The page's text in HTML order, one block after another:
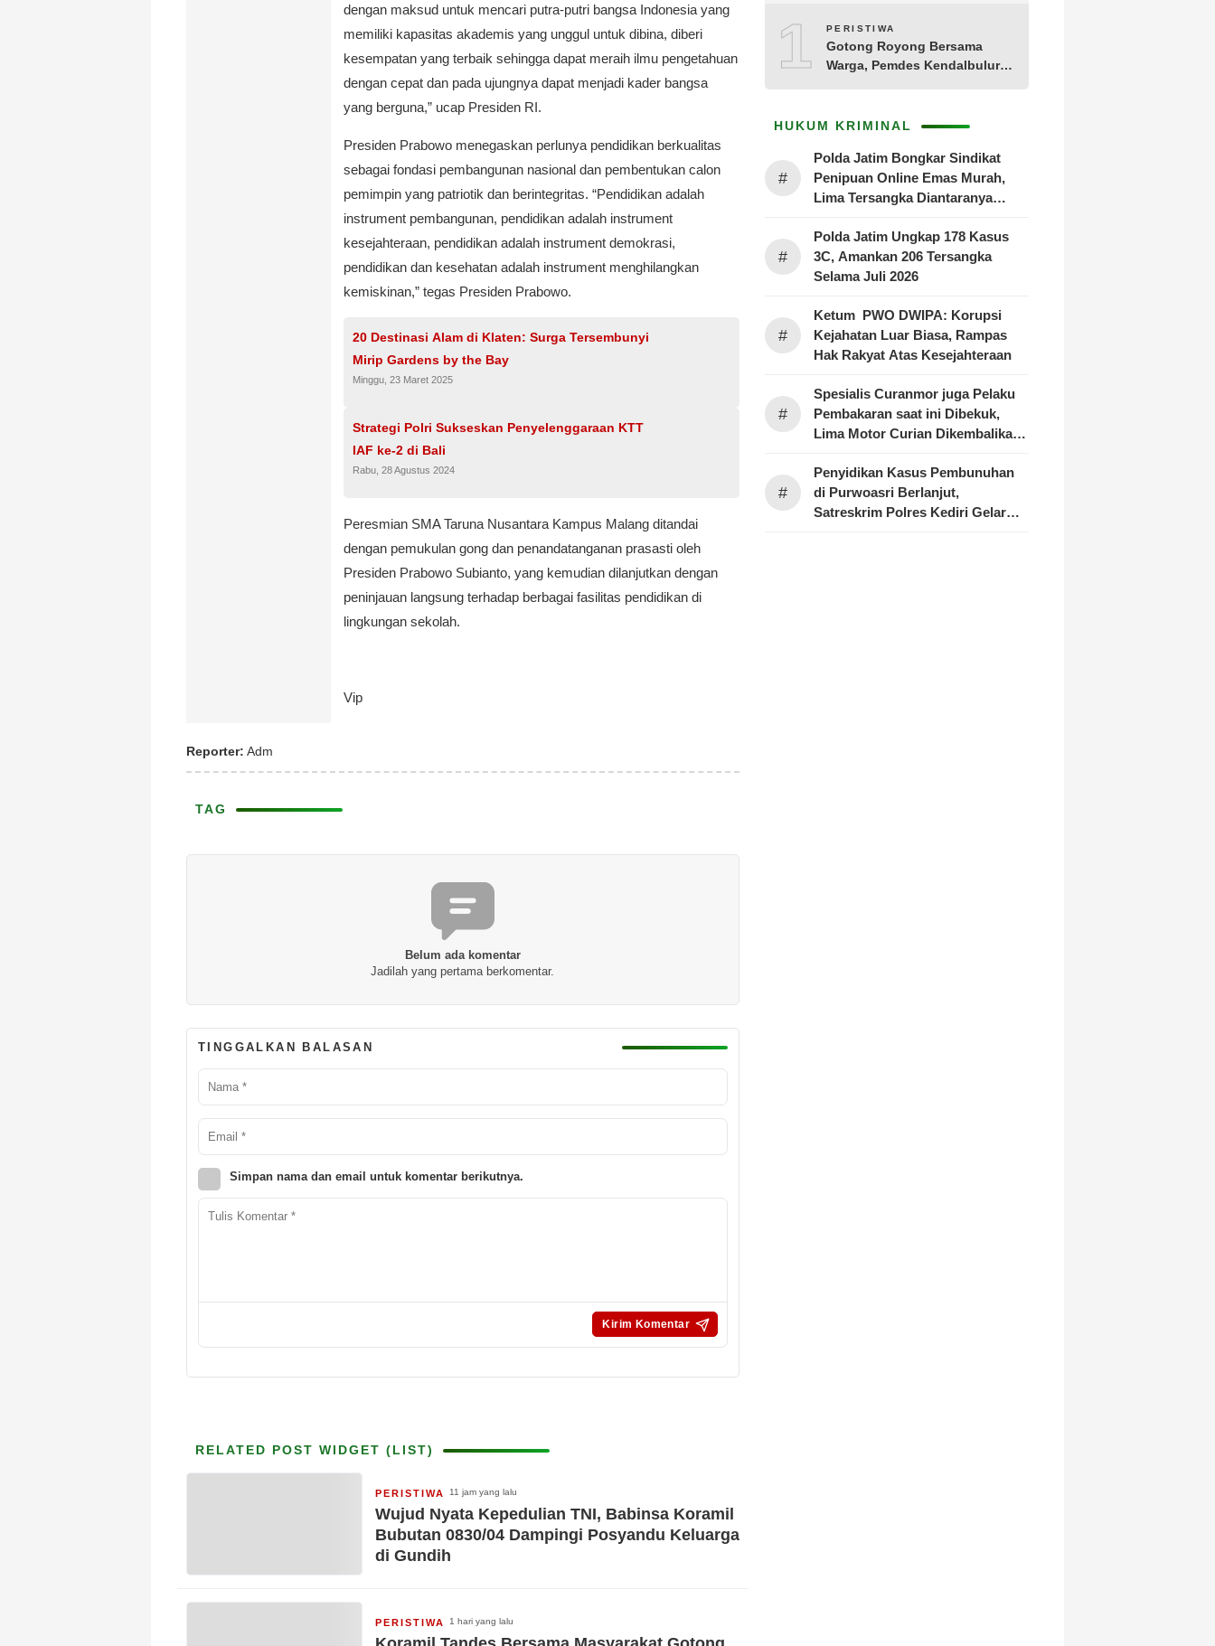
dengan maksud untuk mencari putra-putri bangsa Indonesia yang
memiliki kapasitas akademis yang unggul untuk dibina, diberi
kesempatan yang terbaik sehingga dapat meraih ilmu pengetahuan
dengan cepat dan pada ujungnya dapat menjadi kader bangsa
yang berguna,” ucap Presiden RI.
Presiden Prabowo menegaskan perlunya pendidikan berkualitas
sebagai fondasi pembangunan nasional dan pembentukan calon
pemimpin yang patriotik dan berintegritas. “Pendidikan adalah
instrument pembangunan, pendidikan adalah instrument
kesejahteraan, pendidikan adalah instrument demokrasi,
pendidikan dan kesehatan adalah instrument menghilangkan
kemiskinan,” tegas Presiden Prabowo.
20 Destinasi Alam di Klaten: Surga Tersembunyi
Mirip Gardens by the Bay
Minggu, 23 Maret 2025
Strategi Polri Sukseskan Penyelenggaraan KTT
IAF ke-2 di Bali
Rabu, 28 Agustus 2024
Peresmian SMA Taruna Nusantara Kampus Malang ditandai
dengan pemukulan gong dan penandatanganan prasasti oleh
Presiden Prabowo Subianto, yang kemudian dilanjutkan dengan
peninjauan langsung terhadap berbagai fasilitas pendidikan di
lingkungan sekolah.
Vip
Reporter: Adm
TAG
Belum ada komentar
Jadilah yang pertama berkomentar.
TINGGALKAN BALASAN
Simpan nama dan email untuk komentar berikutnya.
RELATED POST WIDGET (LIST)
PERISTIWA 11 jam yang lalu
Wujud Nyata Kepedulian TNI, Babinsa Koramil
Bubutan 0830/04 Dampingi Posyandu Keluarga
di Gundih
PERISTIWA 1 hari yang lalu
10PERISTIWA
Gotong Royong Bersama
Warga, Pemdes Kendalbulur
HUKUM KRIMINAL
#
Polda Jatim Bongkar Sindikat
Penipuan Online Emas Murah,
Lima Tersangka Diantaranya
#
Polda Jatim Ungkap 178 Kasus
3C, Amankan 206 Tersangka
Selama Juli 2026
#
Ketum PWO DWIPA: Korupsi
Kejahatan Luar Biasa, Rampas
Hak Rakyat Atas Kesejahteraan
#
Spesialis Curanmor juga Pelaku
Pembakaran saat ini Dibekuk,
Lima Motor Curian Dikembalikan
#
Penyidikan Kasus Pembunuhan
di Purwoasri Berlanjut,
Satreskrim Polres Kediri Gelar